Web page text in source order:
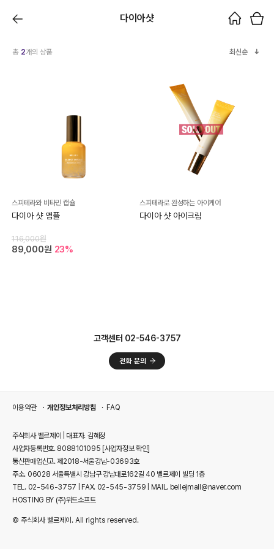
다이아샷
총 2개의 상품 최신순
스피테라와 비타민 캡슐
다이아 샷 앰플
116,000원
89,000원 23%
스피테라로 완성하는 아이케어
다이아 샷 아이크림
고객센터 02-546-3757
이용약관 개인정보처리방침 FAQ
주식회사 벨르제이 | 대표자. 김혜정
사업자등록번호. 8088101095 [사업자정보 확인]
통신판매업신고. 제2018-서울강남-03693호
주소. 06028 서울특별시 강남구 강남대로162길 40 벨르제이 빌딩 1층
TEL. 02-546-3757 | FAX. 02-545-3759 | MAIL. bellejmall@naver.com
HOSTING BY (주)위드소프트
© 주식회사 벨르제이. All rights reserved.